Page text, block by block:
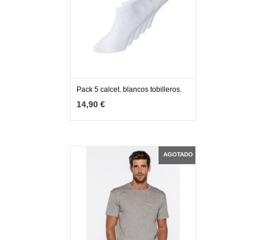
AÑADIR
Pack 5 calcet. blancos tobilleros.
14,90 €
AGOTADO